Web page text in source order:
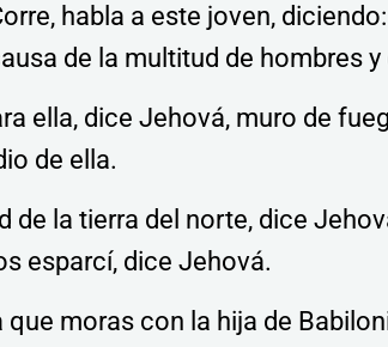
habla a este joven,
de la multitud de hombres
ella, dice Jehová, muro de
de ella.
de la tierra del norte, dice
esparcí, dice Jehová.
que moras con la hija de